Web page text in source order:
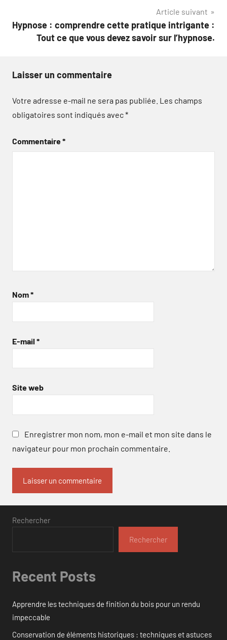
Article suivant
Hypnose : comprendre cette pratique intrigante :
Tout ce que vous devez savoir sur l’hypnose.
Laisser un commentaire
Votre adresse e-mail ne sera pas publiée. Les champs
obligatoires sont indiqués avec*
Commentaire*
Nom*
E-mail *
Site web
Enregistrer mon nom, mon e-mail et mon site dans le
navigateur pour mon prochain commentaire.
Rechercher
Rechercher
Recent Posts
Apprendre les techniques de finition du bois pour un rendu
impeccable
Conservation de éléments historiques : techniques et astuces